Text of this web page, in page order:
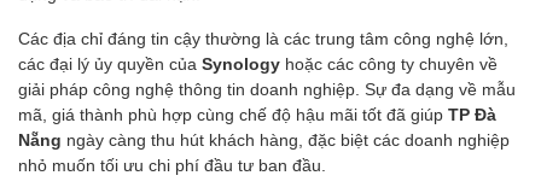
Các địa chỉ đáng tin cậy thường là các trung tâm công nghệ lớn,
các đại lý ủy quyền của Synology hoặc các công ty chuyên về
giải pháp công nghệ thông tin doanh nghiệp. Sự đa dạng về mẫu
mã, giá thành phù hợp cùng chế độ hậu mãi tốt đã giúp TP Đà
Nẵng ngày càng thu hút khách hàng, đặc biệt các doanh nghiệp
nhỏ muốn tối ưu chi phí đầu tư ban đầu.